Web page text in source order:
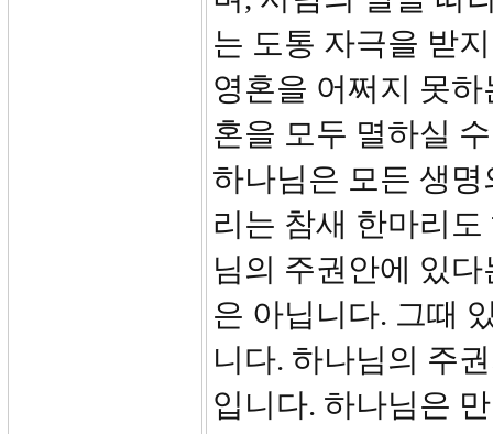
는 도통 자극을 받
영혼을 어쩌지 못
혼을 모두 멸하실
하나님은 모든 생
리는 참새 한마리
님의 주권안에 있
은 아닙니다. 그때
니다. 하나님의 주
입니다. 하나님은